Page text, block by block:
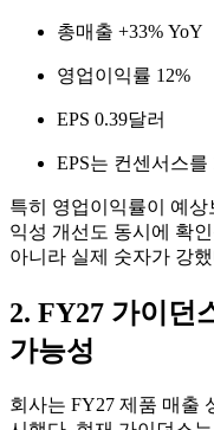
총매출 +33% YoY
영업이익률 12%
EPS 0.39달러
EPS는 컨센서스를
특히 영업이익률이 예상
익성 개선도 동시에 확
아니라 실제 숫자가 강
2. FY27 가이던
가능성
회사는 FY27 제품 매출